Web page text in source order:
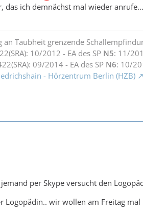
ich demnächst mal wieder
an Taubheit grenzende
10/2012 - EA des SP N5: 11/
09/2014 - EA des SP N6: 10/
- Hörzentrum Berlin (HZB)
per Skype versucht den
Logopädin.. wir wollen am Freitag